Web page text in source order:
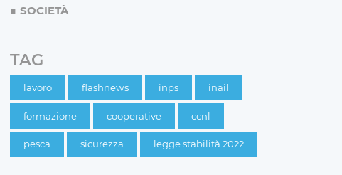
SOCIETÀ
TAG
lavoro flashnews inps inail
formazione cooperative ccnl
pesca sicurezza legge stabilità 2022